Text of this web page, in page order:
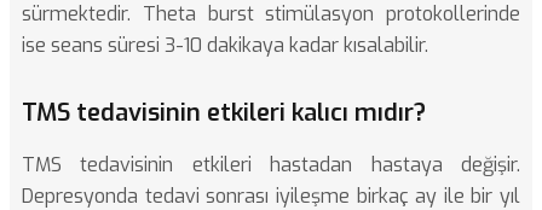
sürmektedir. Theta burst stimülasyon protokollerinde
ise seans süresi 3-10 dakikaya kadar kısalabilir.
TMS tedavisinin etkileri kalıcı mıdır?
TMS tedavisinin etkileri hastadan hastaya değişir.
Depresyonda tedavi sonrası iyileşme birkaç ay ile bir yıl